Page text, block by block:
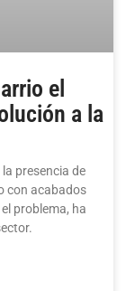
el
a la
presencia de
con acabados
problema, ha